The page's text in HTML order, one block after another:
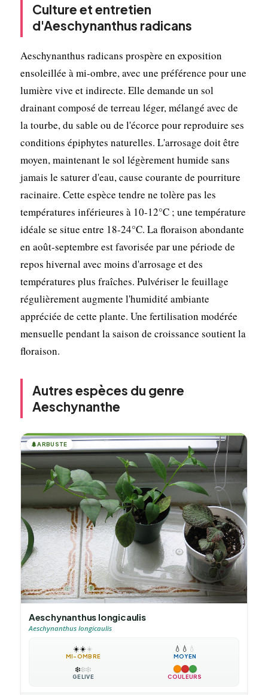
Culture et entretien
d'Aeschynanthus radicans
Aeschynanthus radicans prospère en exposition
ensoleillée à mi-ombre, avec une préférence pour une
lumière vive et indirecte. Elle demande un sol
drainant composé de terreau léger, mélangé avec de
la tourbe, du sable ou de l'écorce pour reproduire ses
conditions épiphytes naturelles. L'arrosage doit être
moyen, maintenant le sol légèrement humide sans
jamais le saturer d'eau, cause courante de pourriture
racinaire. Cette espèce tendre ne tolère pas les
températures inférieures à 10-12°C ; une température
idéale se situe entre 18-24°C. La floraison abondante
en août-septembre est favorisée par une période de
repos hivernal avec moins d'arrosage et des
températures plus fraîches. Pulvériser le feuillage
régulièrement augmente l'humidité ambiante
appréciée de cette plante. Une fertilisation modérée
mensuelle pendant la saison de croissance soutient la
floraison.
Autres espèces du genre
Aeschynanthe
🌲ARBUSTE
Aeschynanthus longicaulis
Aeschynanthus longicaulis
☀️☀️☀️
MI-OMBRE
💧 💧 💧
MOYEN
❄️❄️❄️
GÉLIVE COULEURS